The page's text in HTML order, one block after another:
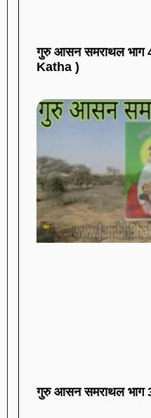
गुरु आसन समराथल
Katha )
गुरु आसन समराथल